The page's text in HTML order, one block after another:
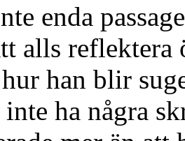
enda
alls
han blir
ha några